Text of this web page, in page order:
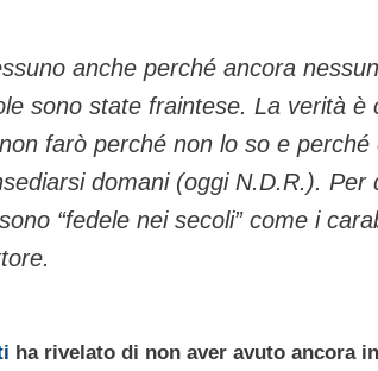
anche perché ancora
sono state fraintese. La verità
farò perché non lo so e perché
domani (oggi N.D.R. ). Per
“fedele nei secoli” come i
ha rivelato di non aver avuto ancora